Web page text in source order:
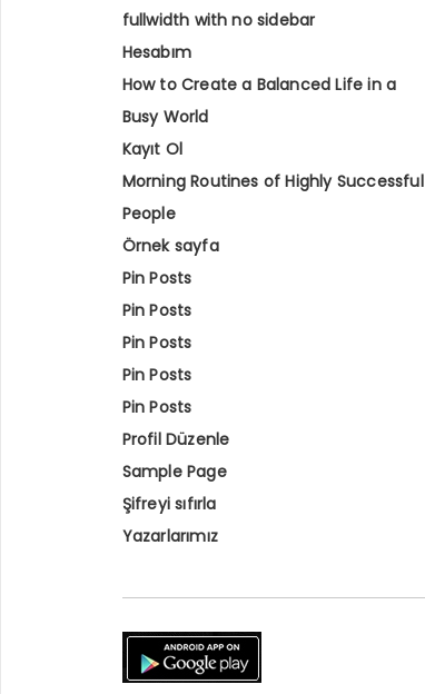
fullwidth with no sidebar
Hesabım
How to Create a Balanced Life in a
Busy World
Kayıt Ol
Morning Routines of Highly Successful
People
Örnek sayfa
Pin Posts
Pin Posts
Pin Posts
Pin Posts
Pin Posts
Profil Düzenle
Sample Page
Şifreyi sıfırla
Yazarlarımız